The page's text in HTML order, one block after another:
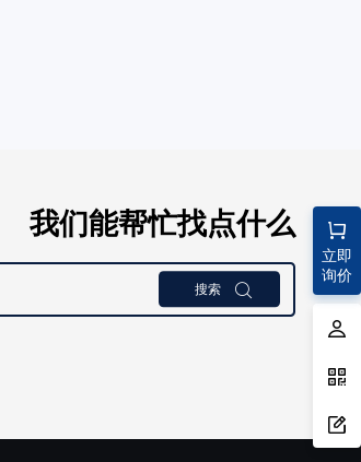
立即
询价
我们能帮忙找点什么
搜索 